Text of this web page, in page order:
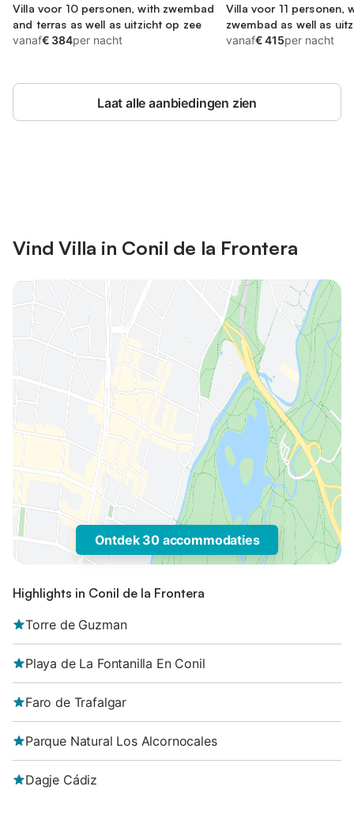
Villa voor 10 personen, with zwembad
and terras as well as uitzicht op zee
vanaf€ 384per nacht
Villa voor 11 personen,
zwembad as well as
vanaf€ 415per nacht
Laat alle aanbiedingen zien
Vind Villa in Conil de la Frontera
Ontdek 30 accommodaties
Highlights in Conil de la Frontera
Torre de Guzman
Playa de La Fontanilla En Conil
Faro de Trafalgar
Parque Natural Los Alcornocales
Dagje Cádiz